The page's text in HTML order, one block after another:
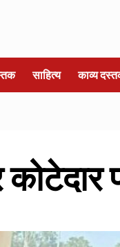
साहित्य काव्य
कोटेदार